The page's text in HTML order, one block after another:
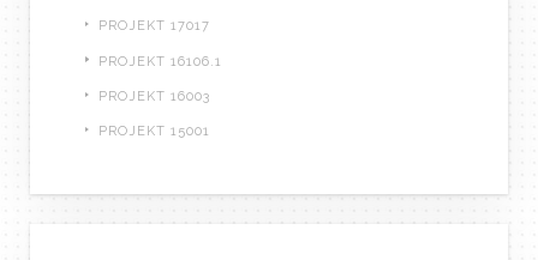
PROJEKT 17017
PROJEKT 16106.1
PROJEKT 16003
PROJEKT 15001